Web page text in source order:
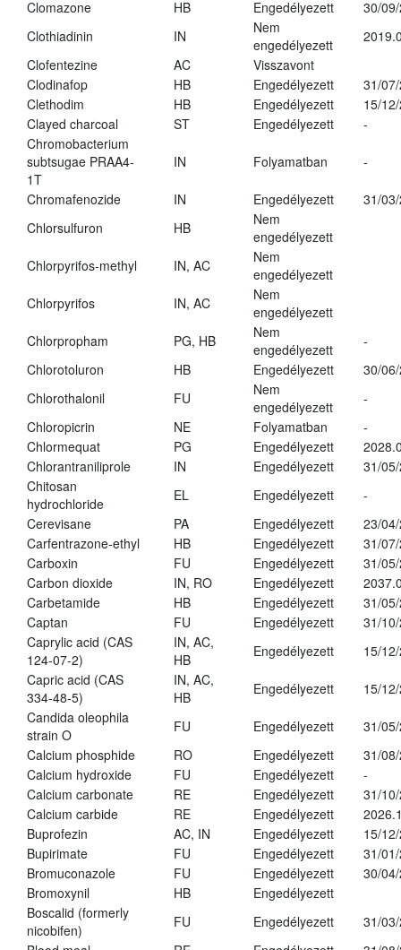
Clomazone HB Engedélyezett
30/
Clothiadinin
IN
Nem
engedélyezett
Clofentezine
AC
Visszavont
Clodinafop
HB Engedélyezett
31/
Clethodim
HB Engedélyezett
15/
Clayed charcoal
ST Engedélyezett
-
Chromobacterium
subtsugae PRAA4-
1T
IN Folyamatban -
Chromafenozide IN Engedélyezett
31/
Chlorsulfuron
HB
Nem
engedélyezett
Chlorpyrifos-methyl
IN, AC
Nem
engedélyezett
Chlorpyrifos
IN, AC
Nem
engedélyezett
Chlorpropham
PG, HB
Nem
engedélyezett
-
Chlorotoluron
HB Engedélyezett
30/
Chlorothalonil
FU
Nem
engedélyezett
-
Chloropicrin
NE Folyamatban
-
Chlormequat
PG Engedélyezett
Chlorantraniliprole
IN Engedélyezett
31/
Chitosan
hydrochloride
EL Engedélyezett
-
Cerevisane
PA Engedélyezett
23/
Carfentrazone-ethyl
HB Engedélyezett
31/
Carboxin
FU Engedélyezett
31/
Carbon dioxide
IN, RO Engedélyezett
Carbetamide
HB Engedélyezett
31/
Captan
FU Engedélyezett
31/
Caprylic acid (CAS
124-07-2)
IN, AC,
HB
Engedélyezett
15/
Capric acid (CAS
334-48-5)
IN, AC,
HB
Engedélyezett
15/
Candida oleophila
strain O
FU Engedélyezett
31/
Calcium phosphide
RO Engedélyezett
31/
Calcium hydroxide
FU Engedélyezett
-
Calcium carbonate
RE Engedélyezett
31/
Calcium carbide
RE Engedélyezett
Buprofezin
AC, IN Engedélyezett
15/
Bupirimate
FU Engedélyezett
31/
Bromuconazole
FU Engedélyezett
30/
Bromoxynil
HB
Engedélyezett
Boscalid (formerly
nicobifen)
FU Engedélyezett
31/